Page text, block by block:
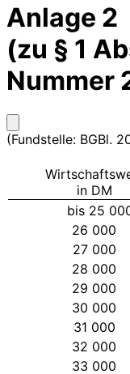
Anlage 2
(zu § 1
Nummer
(Fundstelle: BGBl.
in DM
bis 25
26 000
27 000
28 000
29 000
30 000
31 000
32 000
33 000